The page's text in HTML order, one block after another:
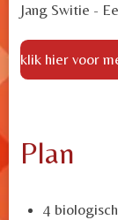
Jang Switie -
klik hier voor
Plan
4